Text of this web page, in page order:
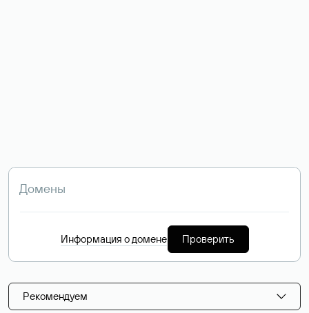
Информация о домене Проверить
Рекомендуем